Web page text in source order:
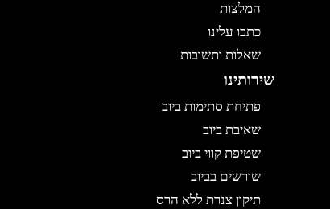
המלצות
כתבו עלינו
שאלות ותשובות
שירותינו
פתיחת סתימות ביוב
שאיבת ביוב
שטיפת קווי ביוב
שורשים בביוב
תיקון צנרת ללא הרס